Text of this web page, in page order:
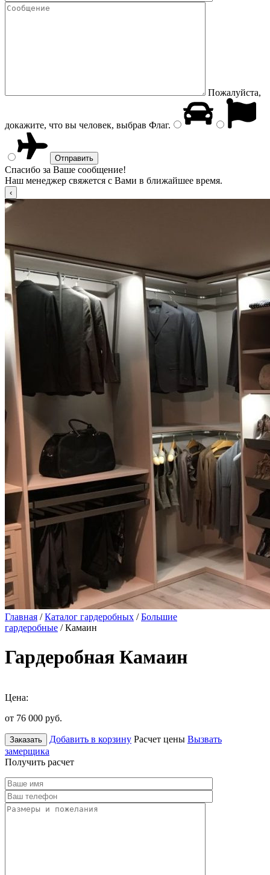
Пожалуйста,
докажите, что вы человек, выбрав Флаг.
Спасибо за Ваше сообщение!
Наш менеджер свяжется с Вами в ближайшее время.
Главная /Каталог гардеробных /Большие
гардеробные / Камаин
Гардеробная Камаин
Цена:
от 76 000 руб.
Заказать Добавить в корзину Расчет цены Вызвать
замерщика
Получить расчет